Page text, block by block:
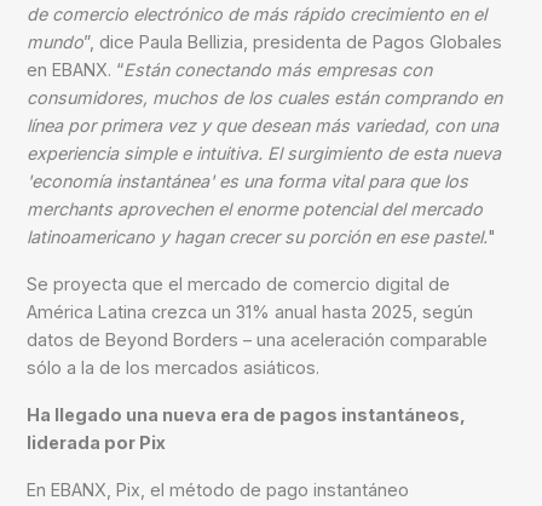
de comercio electrónico de más rápido crecimiento en el
mundo”, dicePaula Bellizia , presidenta de Pagos Globales
en EBANX. “Están conectando más empresas con
consumidores, muchos de los cuales están comprando en
línea por primera vez y que desean más variedad, con una
experiencia simple e intuitiva. El surgimiento de esta nueva
'economía instantánea' es una forma vital para que los
merchants aprovechen el enorme potencial del mercado
latinoamericano y hagan crecer su porción en ese pastel."
Se proyecta que el mercado de comercio digital de
América Latina crezca un 31% anual hasta 2025, según
datos de Beyond Borders – una aceleración comparable
sólo a la de los mercados asiáticos.
Ha llegado una nueva era de pagos instantáneos,
liderada por Pix
En EBANX, Pix, el método de pago instantáneo